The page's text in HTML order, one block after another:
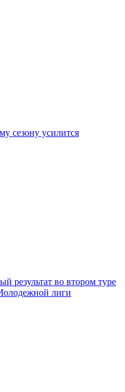
сезону усилится
результат во втором туре
лиги